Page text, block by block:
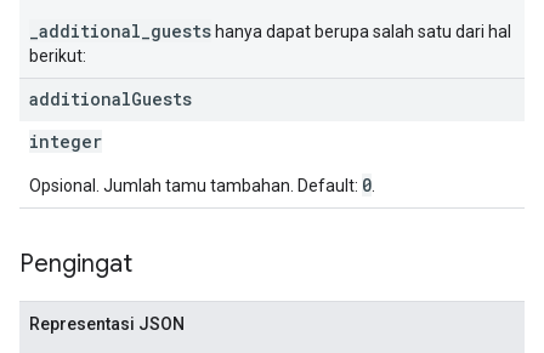
_additional_guests hanya dapat berupa salah satu dari hal
berikut:
additionalGuests
integer
Opsional. Jumlah tamu tambahan. Default: 0
Pengingat
Representasi JSON